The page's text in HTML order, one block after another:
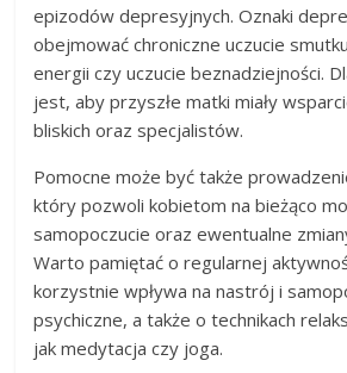
epizodów depresyjnych. Oznaki
obejmować chroniczne uczucie
energii czy uczucie beznadziejności.
jest, aby przyszłe matki miały
bliskich oraz specjalistów.
Pomocne może być także
który pozwoli kobietom na bieżąco
samopoczucie oraz ewentualne
Warto pamiętać o regularnej
korzystnie wpływa na nastrój i
psychiczne, a także o technikach
jak medytacja czy joga.